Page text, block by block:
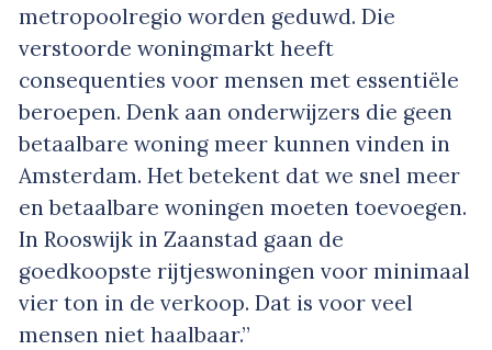
metropoolregio worden geduwd. Die
verstoorde woningmarkt heeft
consequenties voor mensen met essentiële
beroepen. Denk aan onderwijzers die geen
betaalbare woning meer kunnen vinden in
Amsterdam. Het betekent dat we snel meer
en betaalbare woningen moeten toevoegen.
In Rooswijk in Zaanstad gaan de
goedkoopste rijtjeswoningen voor minimaal
vier ton in de verkoop. Dat is voor veel
mensen niet haalbaar.”